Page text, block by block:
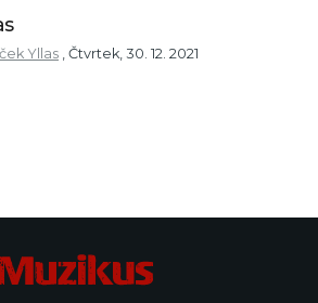
Yllas , Čtvrtek, 30. 12. 2021